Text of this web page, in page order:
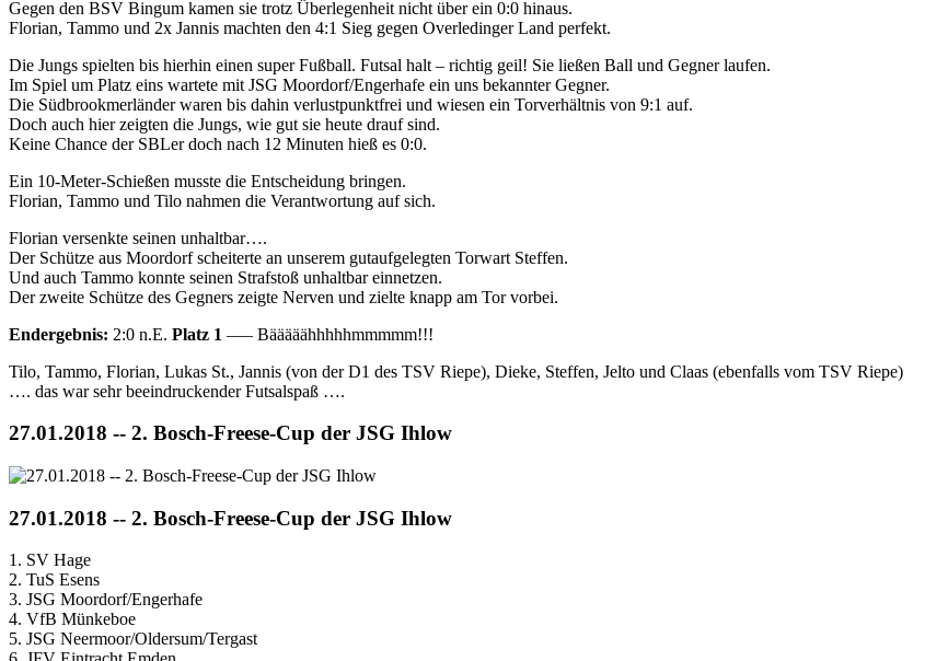
Gegen den BSV Bingum kamen sie trotz Überlegenheit nicht über ein 0:0 hinaus.
Florian, Tammo und 2x Jannis machten den 4:1 Sieg gegen Overledinger Land perfekt.
Die Jungs spielten bis hierhin einen super Fußball. Futsal halt – richtig geil! Sie ließen Ball und Gegner laufen.
Im Spiel um Platz eins wartete mit JSG Moordorf/Engerhafe ein uns bekannter Gegner.
Die Südbrookmerländer waren bis dahin verlustpunktfrei und wiesen ein Torverhältnis von 9:1 auf.
Doch auch hier zeigten die Jungs, wie gut sie heute drauf sind.
Keine Chance der SBLer doch nach 12 Minuten hieß es 0:0.
Ein 10-Meter-Schießen musste die Entscheidung bringen.
Florian, Tammo und Tilo nahmen die Verantwortung auf sich.
Florian versenkte seinen unhaltbar….
Der Schütze aus Moordorf scheiterte an unserem gutaufgelegten Torwart Steffen.
Und auch Tammo konnte seinen Strafstoß unhaltbar einnetzen.
Der zweite Schütze des Gegners zeigte Nerven und zielte knapp am Tor vorbei.
Endergebnis: 2:0 n.E. Platz 1 —– Bääääähhhhhmmmmm!!!
Tilo, Tammo, Florian, Lukas St., Jannis (von der D1 des TSV Riepe), Dieke, Steffen, Jelto und Claas (ebenfalls vom TSV Riepe)
…. das war sehr beeindruckender Futsalspaß ….
27.01.2018 -- 2. Bosch-Freese-Cup der JSG Ihlow
27.01.2018 -- 2. Bosch-Freese-Cup der JSG Ihlow
1. SV Hage
2. TuS Esens
3. JSG Moordorf/Engerhafe
4. VfB Münkeboe
5. JSG Neermoor/Oldersum/Tergast